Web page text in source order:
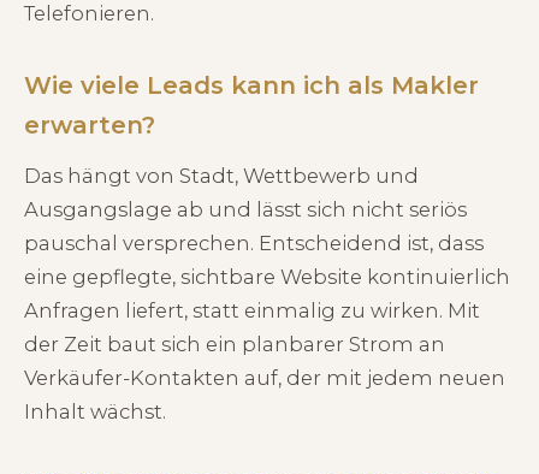
Telefonieren.
Wie viele Leads kann ich als Makler
erwarten?
Das hängt von Stadt, Wettbewerb und
Ausgangslage ab und lässt sich nicht seriös
pauschal versprechen. Entscheidend ist, dass
eine gepflegte, sichtbare Website kontinuierlich
Anfragen liefert, statt einmalig zu wirken. Mit
der Zeit baut sich ein planbarer Strom an
Verkäufer-Kontakten auf, der mit jedem neuen
Inhalt wächst.